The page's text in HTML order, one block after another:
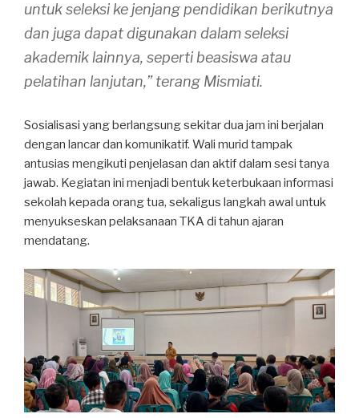
untuk seleksi ke jenjang pendidikan berikutnya
dan juga dapat digunakan dalam seleksi
akademik lainnya, seperti beasiswa atau
pelatihan lanjutan,” terang Mismiati.
Sosialisasi yang berlangsung sekitar dua jam ini berjalan
dengan lancar dan komunikatif. Wali murid tampak
antusias mengikuti penjelasan dan aktif dalam sesi tanya
jawab. Kegiatan ini menjadi bentuk keterbukaan informasi
sekolah kepada orang tua, sekaligus langkah awal untuk
menyukseskan pelaksanaan TKA di tahun ajaran
mendatang.